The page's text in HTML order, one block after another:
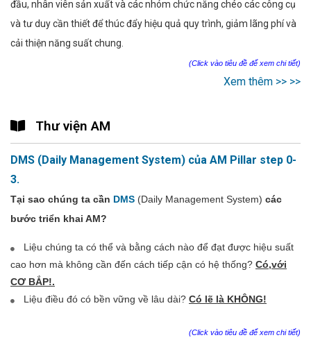
đầu, nhân viên sản xuất và các nhóm chức năng chéo các công cụ
và tư duy cần thiết để thúc đẩy hiệu quả quy trình, giảm lãng phí và
cải thiện năng suất chung.
(Click vào tiêu đề để xem chi tiết)
Xem thêm >> >>
Thư viện AM
DMS (Daily Management System) của AM Pillar step 0-
3.
Tại sao chúng ta cần DMS (Daily Management System) các
bước triển khai AM?
Liệu chúng ta có thể và bằng cách nào để đạt được hiệu suất
cao hơn mà không cần đến cách tiếp cận có hệ thống? Có,với
CƠ BẮP!.
Liệu điều đó có bền vững về lâu dài? Có lẽ là KHÔNG!
(Click vào tiêu đề để xem chi tiết)